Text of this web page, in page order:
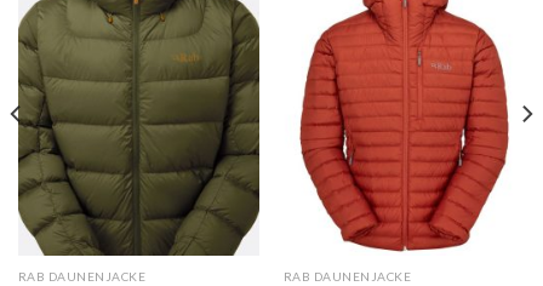
RAB DAUNENJACKE RAB DAUNENJACKE